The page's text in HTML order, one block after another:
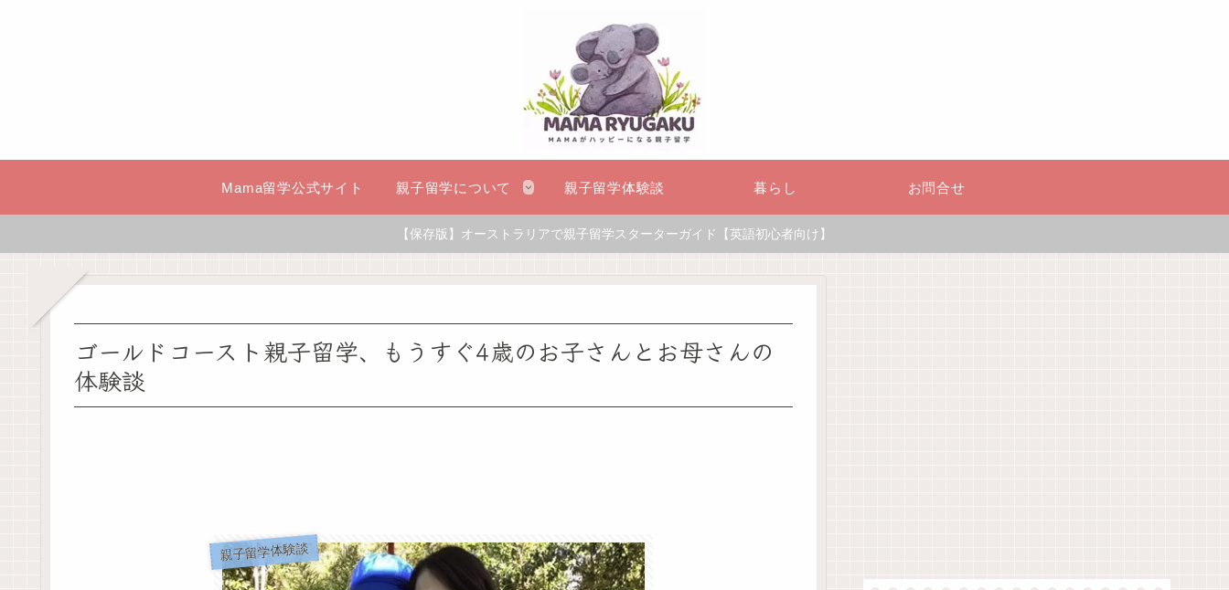
Mama留学公式サイト 親子留学について 親子留学体験談 暮らし お問合せ
【保存版】オーストラリアで親子留学スターターガイド【英語初心者向け】
ゴールドコースト親子留学、もうすぐ4歳のお子さんとお母さんの
体験談
親子留学体験談